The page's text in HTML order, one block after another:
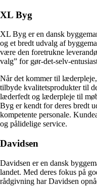
XL Byg
XL Byg er en dansk
og et bredt udvalg af
være den foretrukne
valg” for gør-det-selv-
Når det kommer til
tilbyde kvalitetsprodukter til
læderfedt og læderpleje til
Byg er kendt for deres bredt
kompetente personale.
og pålidelige service.
Davidsen
Davidsen er en dansk
landet. Med deres fokus på
rådgivning har Davidsen